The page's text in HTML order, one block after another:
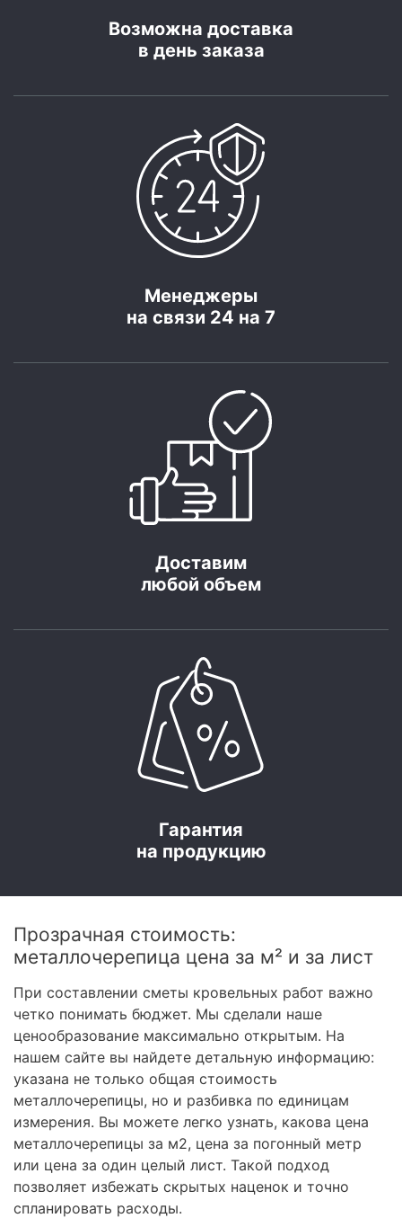
Возможна доставка
в день заказа
Менеджеры
на связи 24 на 7
Доставим
любой объем
Гарантия
на продукцию
Прозрачная стоимость:
металлочерепица цена за м² и за лист
При составлении сметы кровельных работ важно
четко понимать бюджет. Мы сделали наше
ценообразование максимально открытым. На
нашем сайте вы найдете детальную информацию:
указана не только общая стоимость
металлочерепицы, но и разбивка по единицам
измерения. Вы можете легко узнать, какова цена
металлочерепицы за м2, цена за погонный метр
или цена за один целый лист. Такой подход
позволяет избежать скрытых наценок и точно
спланировать расходы.